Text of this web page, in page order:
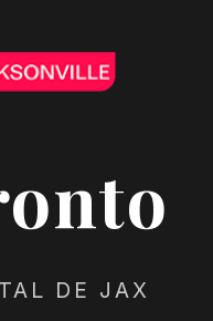
DE JAX